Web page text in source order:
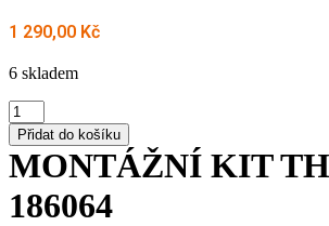
1 290,00 Kč
6 skladem
MONTÁŽNÍ
KIT
THULE
186064
Přidat do košíku
MONTÁŽNÍ KIT
186064